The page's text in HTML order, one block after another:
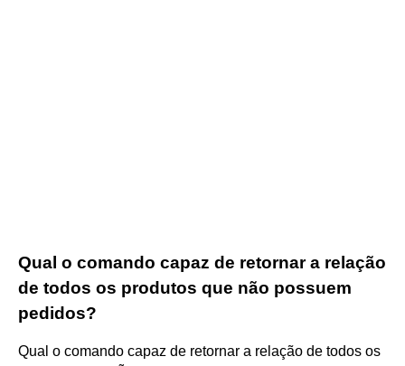
Qual o comando capaz de retornar a relação
de todos os produtos que não possuem
pedidos?
Qual o comando capaz de retornar a relação de todos os